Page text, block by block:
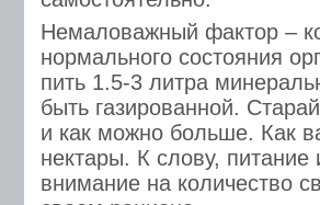
Немаловажный фактор –
нормального состояния
пить 1.5-3 литра
быть газированной.
и как можно больше. Как
нектары. К слову,
внимание на количество